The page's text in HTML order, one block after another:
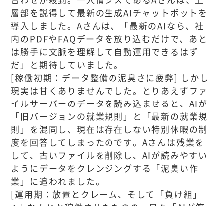
層部を説得して最新の生成AIチャットボットを
導入しました。Aさんは、「最新のAIなら、社
内のPDFやFAQデータを放り込むだけで、あと
は勝手に文脈を理解して自動運用できるはず
だ」と期待していました。
[稼働初期：データ整備の泥臭さに疲弊] しかし
現実は甘くありませんでした。とりあえずファ
イルサーバーのデータを読み込ませると、AIが
「旧バージョンの就業規則」と「最新の就業規
則」を混同し、現在は存在しない特別休暇の制
度を回答してしまったのです。Aさんは残業を
して、古いファイルを削除し、AIが読みやすい
ようにデータをクレンジングする「泥臭い作
業」に追われました。
[運用期：放置とクレーム、そして「負け組」